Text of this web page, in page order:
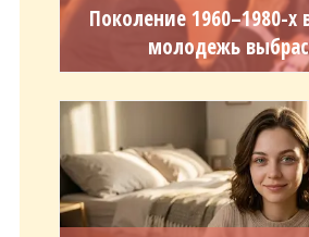
Поколение 1960–1980-х
молодежь